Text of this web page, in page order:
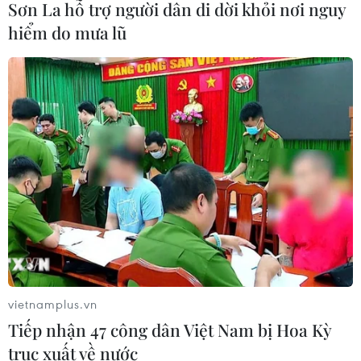
Thế giới mất hơn 2,6 tỷ thùng dầu kể
từ khi xung đột Mỹ-Iran bùng phát
Xem thêm
CƠ QUAN CHỦ QUẢN: THÔNG TẤN XÃ VIỆT NAM
Tổng Biên tập: TRẦN TIẾN DUẨN
Phó Tổng Biên tập: NGUYỄN THỊ TÁM, KHÚC THANH
THỦY
Sơn La hỗ trợ người dân di dời khỏi nơi nguy
hiểm do mưa lũ
vietnamplus.vn
Tiếp nhận 47 công dân Việt Nam bị Hoa Kỳ
trục xuất về nước